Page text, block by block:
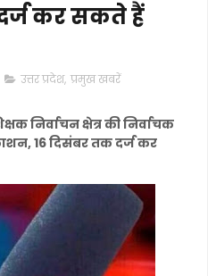
कर सकते हैं
उत्तर प्रदेश, प्रमुख खबरें
निर्वाचन क्षेत्र की निर्वाचक
16 दिसंबर तक दर्ज कर